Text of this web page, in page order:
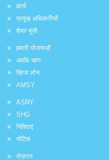
कार्य
प्रमुख अधिकारियों
शेयर पूंजी
हमारी योजनाओं
अवधि ऋण
ब्रिज लोन
AMSY
ASRY
SHG
निविदाएं
नोटिस
रोज़गार